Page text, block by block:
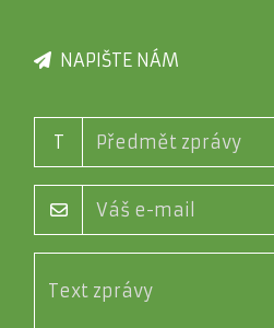
NAPIŠTE NÁM
T